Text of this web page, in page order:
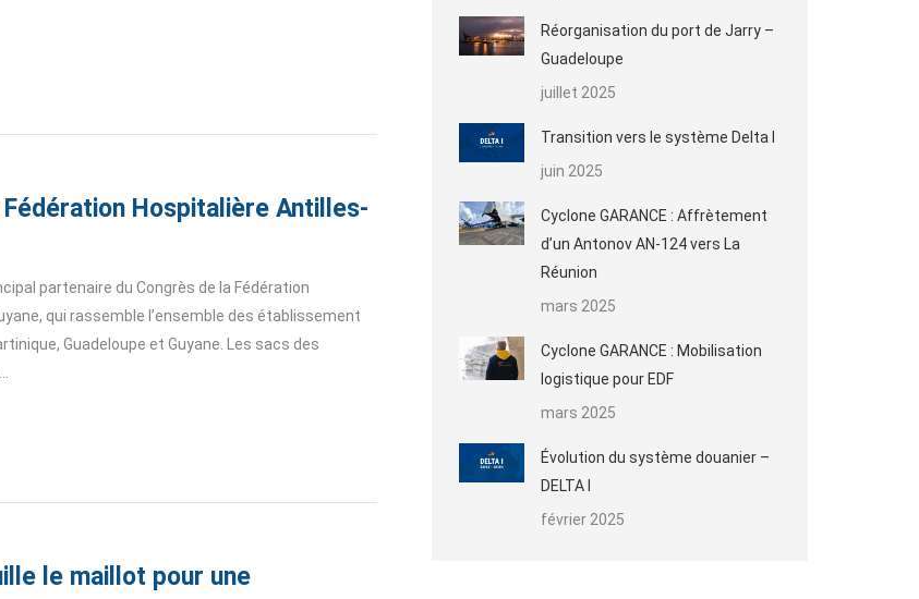
Hospitalière Antilles-
partenaire du Congrès de la Fédération
qui rassemble l’ensemble des établissement
Guadeloupe et Guyane. Les sacs des
le maillot pour une
Réorganisation du port de Jarry –
Guadeloupe
juillet 2025
Transition vers le système Delta I
juin 2025
Cyclone GARANCE : Affrètement
d’un Antonov AN-124 vers La
Réunion
mars 2025
Cyclone GARANCE : Mobilisation
logistique pour EDF
mars 2025
Évolution du système douanier –
DELTA I
février 2025